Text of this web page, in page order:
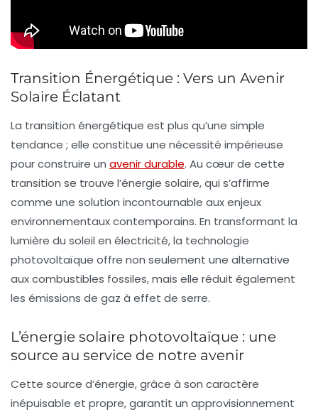
Transition Énergétique : Vers un Avenir
Solaire Éclatant
La transition énergétique est plus qu’une simple
tendance ; elle constitue une nécessité impérieuse
pour construire un avenir durable. Au cœur de cette
transition se trouve l’énergie solaire, qui s’affirme
comme une solution incontournable aux enjeux
environnementaux contemporains. En transformant la
lumière du soleil en électricité, la technologie
photovoltaïque offre non seulement une alternative
aux combustibles fossiles, mais elle réduit également
les émissions de gaz à effet de serre.
L’énergie solaire photovoltaïque : une
source au service de notre avenir
Cette source d’énergie, grâce à son caractère
inépuisable et propre, garantit un approvisionnement